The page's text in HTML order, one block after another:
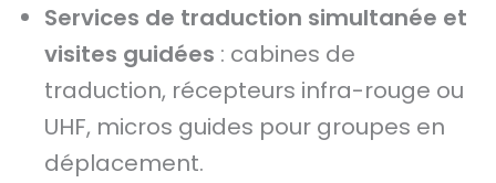
Services de traduction simultanée et
visites guidées : cabines de
traduction, récepteurs infra-rouge ou
UHF, micros guides pour groupes en
déplacement.